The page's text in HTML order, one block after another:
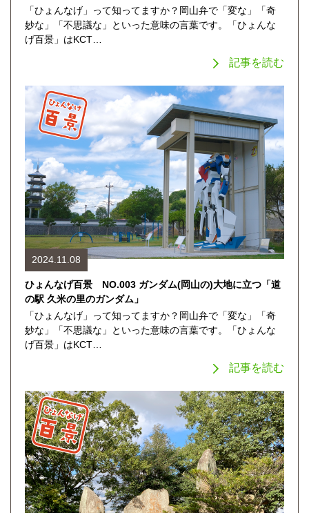
「ひょんなげ」って知ってますか？岡山弁で「変な」「奇
妙な」「不思議な」といった意味の言葉です。「ひょんな
げ百景」はKCT…
記事を読む
2024.11.08
ひょんなげ百景 NO.003 ガンダム(岡山の)大地に立つ「道
の駅 久米の里のガンダム」
「ひょんなげ」って知ってますか？岡山弁で「変な」「奇
妙な」「不思議な」といった意味の言葉です。「ひょんな
げ百景」はKCT…
記事を読む